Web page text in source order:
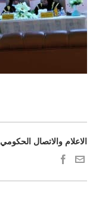
الاعلام والاتصال الحكومي